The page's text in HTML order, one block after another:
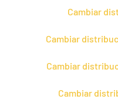
Cambiar
Cambiar
Cambiar
Cambiar